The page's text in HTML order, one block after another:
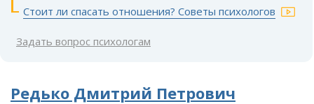
Стоит ли спасать отношения? Советы психологов
Задать вопрос психологам
Редько Дмитрий Петрович